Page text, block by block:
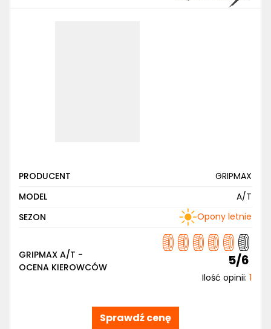
PRODUCENT
GRIPMAX
MODEL
A/T
SEZON
Opony letnie
GRIPMAX A/T -
OCENA KIEROWCÓW
5/6
Ilość opinii: 1
Sprawdź cenę